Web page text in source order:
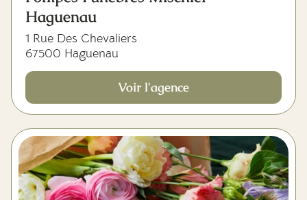
Haguenau
1 Rue Des Chevaliers
67500 Haguenau
Voir l'agence